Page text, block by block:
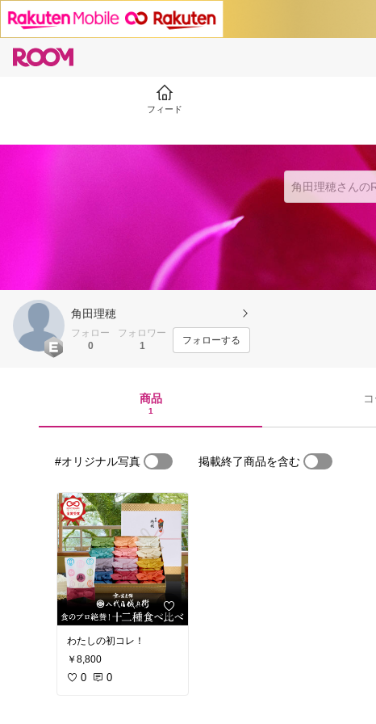
フィード
角田理穂
フォロー
0
フォロワー
1
フォローする
商品
1
#オリジナル写真 掲載終了商品を含む
わたしの初コレ！
￥8,800
0 0